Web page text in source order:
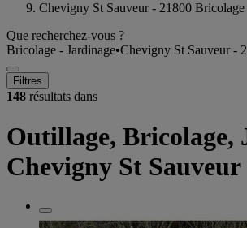
Chevigny St Sauveur - 21800 Bricolage
Que recherchez-vous ?
Bricolage - Jardinage•Chevigny St Sauveur -
Filtres
148 résultats dans
Outillage, Bricolage,
Chevigny St Sauveur